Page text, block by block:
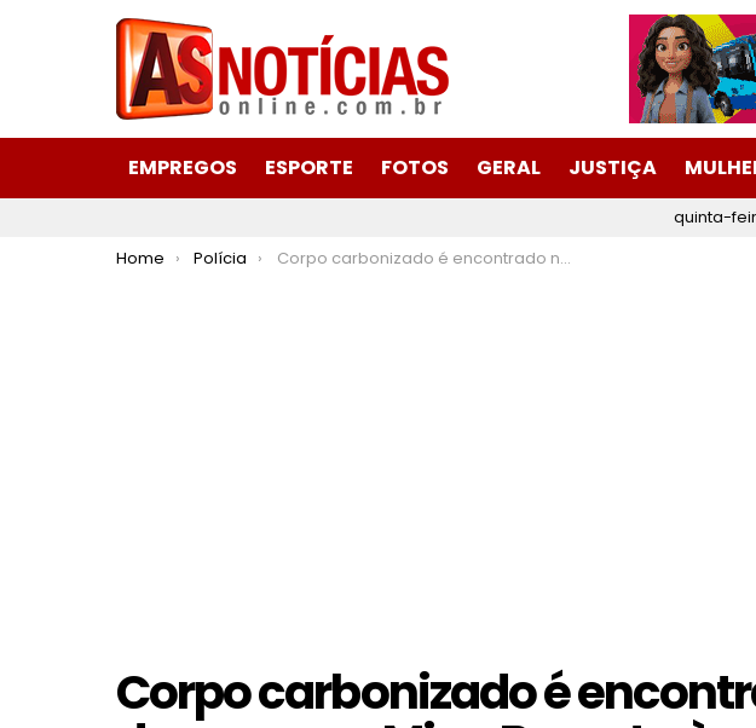
EMPREGOS ESPORTE FOTOS GERAL JUSTIÇA
quinta-
You are here:
Home Polícia Corpo carbonizado é encontrado no trevo de acesso a Mina Brucutu às margens da MG-436 em Barão de Cocais
Corpo carbonizado é